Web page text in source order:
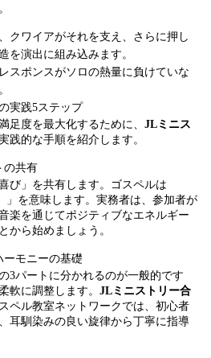
クワイアがそれを支え、さらに押し
を演出に組み込みます。
スポンスがソロの熱量に負けていな
実践5ステップ
足度を最大化するために、 JLミニス
践的な手順を紹介します。
の共有
び」を共有します。ゴスペルは
」を意味します。実務者は、参加者が
楽を通じてポジティブなエネルギー
から始めましょう。
ーモニーの基礎
3パートに分かれるのが一般的です
軟に調整します。 JLミニストリー合
ペル教室ネットワークでは、初心者
耳馴染みの良い旋律から丁寧に指導